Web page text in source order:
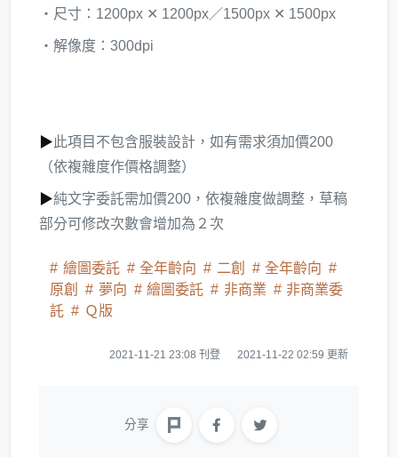
・尺寸：1200px ✕ 1200px／1500px ✕ 1500px
・解像度：300dpi
▶此項目不包含服裝設計，如有需求須加價200
（依複雜度作價格調整）
▶純文字委託需加價200，依複雜度做調整，草稿
部分可修改次數會增加為２次
繪圖委託 全年齡向 二創
全年齡向
原創
夢向 繪圖委託 非商業
非商業委
託
Ｑ版
2021-11-21 23:08 刊登 2021-11-22 02:59 更新
分享